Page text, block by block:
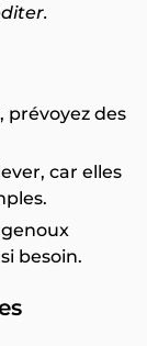
prévoyez des
car elles
besoin.